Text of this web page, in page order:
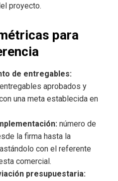
proyecto.
para
de entregables:
aprobados y
una meta establecida en
número de
la firma hasta la
con el referente
comercial.
presupuestaria: